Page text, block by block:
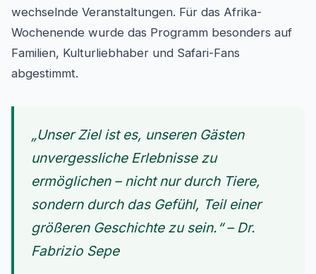
wechselnde Veranstaltungen. Für das Afrika-
Wochenende wurde das Programm besonders auf
Familien, Kulturliebhaber und Safari-Fans
abgestimmt.
„Unser Ziel ist es, unseren Gästen
unvergessliche Erlebnisse zu
ermöglichen – nicht nur durch Tiere,
sondern durch das Gefühl, Teil einer
größeren Geschichte zu sein.“ – Dr.
Fabrizio Sepe